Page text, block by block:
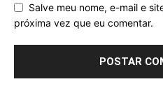
Salve meu nome, e-mail e
próxima vez que eu comentar.